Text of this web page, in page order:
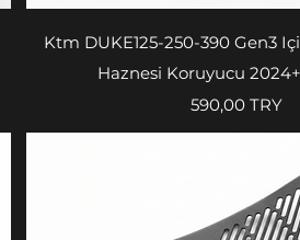
Vista rapida
Ktm DUKE125-250-390 Gen3
Haznesi Koruyucu
Prezzo
590,00 TRY